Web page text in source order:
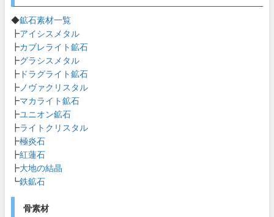
◆鉱石素材一覧
┣アイシスメタル
┣カブレライト鉱石
┣グラシスメタル
┣ ドラグライト鉱石
┣ ノヴァクリスタル
┣マカライト鉱石
┣ユニオン鉱石
┣ライトクリスタル
┣極炎石
┣紅蓮石
┣大地の結晶
┗鉄鉱石
骨素材